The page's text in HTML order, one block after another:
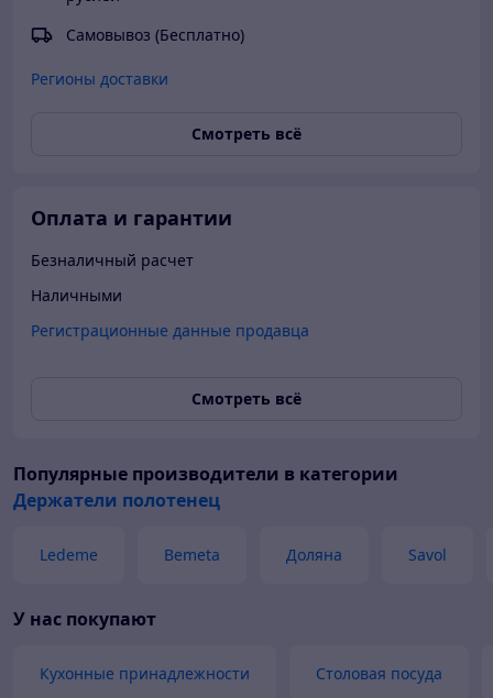
Самовывоз (Бесплатно)
Регионы доставки
Смотреть всё
Оплата и гарантии
Безналичный расчет
Наличными
Регистрационные данные продавца
Смотреть всё
Популярные производители в категории
Держатели полотенец
Ledeme Bemeta Доляна Savol
У нас покупают
Кухонные принадлежности Столовая посуда